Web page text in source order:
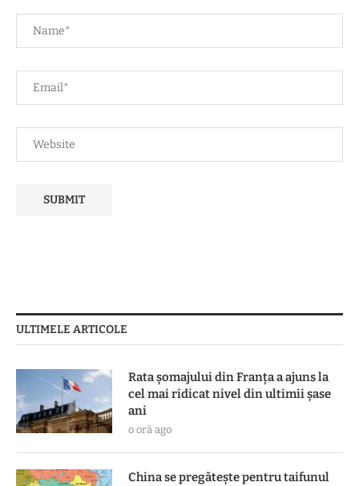
ULTIMELE ARTICOLE
Rata șomajului din Franța a ajuns la
cel mai ridicat nivel din ultimii șase
ani
o oră ago
China se pregătește pentru taifunul